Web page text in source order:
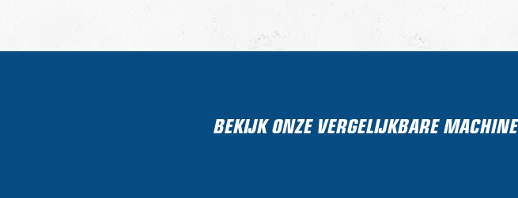
BEKIJK ONZE VERGELIJKBARE